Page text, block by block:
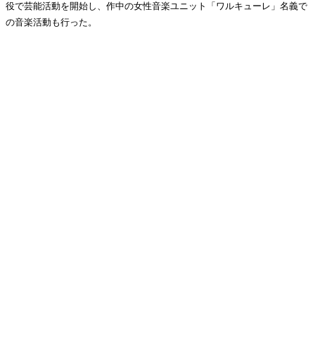
役で芸能活動を開始し、作中の女性音楽ユニット「ワルキューレ」名義で
の音楽活動も行った。